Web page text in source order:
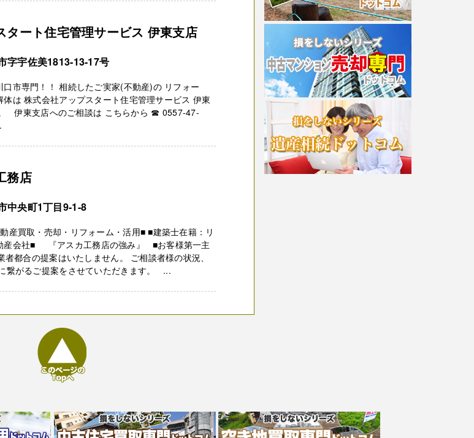
タート住宅管理サービス 伊東支店
字宇佐美1813-13-17号
市専門！！ 相続したご実家(不動産)の リフォー
は 株式会社アップスタート住宅管理サービス 伊東
伊東支店へのご相談は こちらから ☎ 0557-47-
務店
中央町1丁目9-1-8
産買取・売却・リフォーム・活用■ ■建築士在籍：リ
産会社■ 『アスカ工務店の強み』 ■お客様第一主
都合の提案はいたしません。 ご相談者様の状況、
繋がるご提案をさせていただきます。 ...